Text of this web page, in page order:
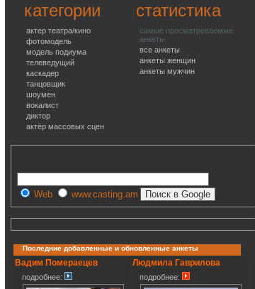
категории
актер театра/кино
фотомодель
модель подиума
телеведущий
каскадер
танцовщик
шоумен
вокалист
диктор
актёр массовых сцен
статистика
самые просматреваемые
анкеты
все анкеты
анкеты женщин
анкеты мужчин
Web www.casting.am
Последние добавленные и обновленные анкеты
Вадим Помераецев
подробнее:
Людмила Гаврилова
подробнее: